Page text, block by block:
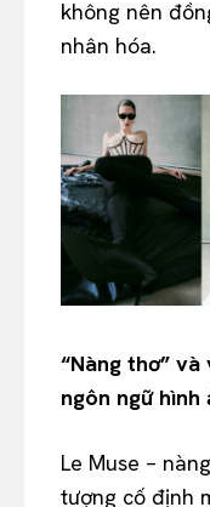
không nên
nhân hóa.
“Nàng thơ”
ngôn ngữ hình
Le Muse –
tượng cố định